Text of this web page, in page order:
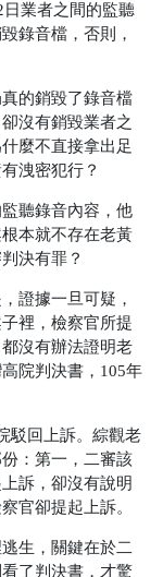
業者之間的監聽
錄音檔，否則，
的銷毀了錄音檔
沒有銷毀業者之
麼不直接拿出足
洩密犯行？
聽錄音內容，他
本就不存在老黃
決有罪？
證據一旦可疑，
裡，檢察官所提
沒有辦法證明老
高院判決書，105年
駁回上訴。綜觀老
：第一，二審該
訴，卻沒有說明
官卻提起上訴。
生，關鍵在於二
了判決書，才驚